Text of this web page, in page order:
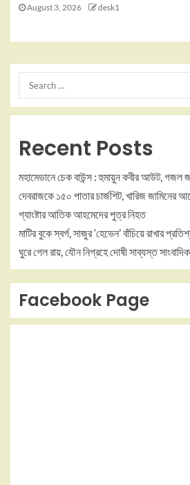
August 3, 2026 desk1
Recent Posts
মহামেডানে চেক বাউন্স : হুমায়ুন কবীর আউট, গজল
দেবরাজকে ১৫০ পাতার চার্জশিট, খারিজ জামিনের
গ্যাংষ্টার আতিক আহমেদের পুত্র নিহত
মাটির বুকে স্বর্গ, সাজুর ‘হেভেন’ বাঁচিয়ে রাখার
ঘুরে গেল রায়, যৌন নিগ্রহে দোষী সাব্যস্ত
Facebook Page